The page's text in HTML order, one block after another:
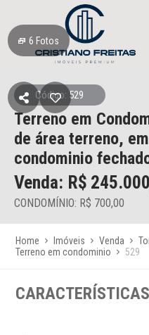
6 Fotos
Código: 529
Terreno em
de área terreno,
condominio
Venda: R$
CONDOMÍNIO: R$ 700,00
Home Imóveis Venda
Terreno em condominio
529
CARACTERÍSTICAS